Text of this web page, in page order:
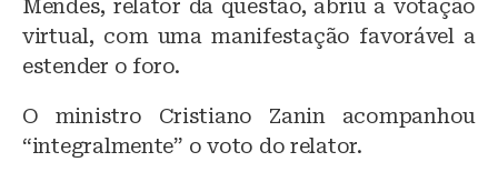
Mendes, relator da questão, abriu a votação
virtual, com uma manifestação favorável a
estender o foro.
O ministro Cristiano Zanin acompanhou
“integralmente” o voto do relator.